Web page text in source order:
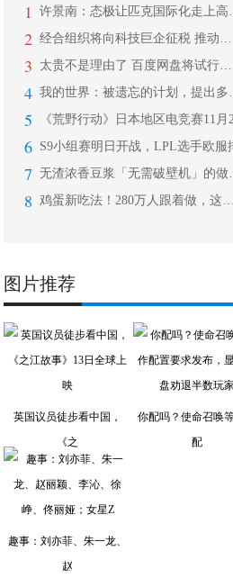
1 许景南
2 经合组织将向科技巨企征税 推动各国分
3 太贵不是理由了 百度网盘将试行单日/
4 我的世
5 《荒野行动》日本地区电竞赛11月
6 S9小组赛明日开战，LPL选手欧服
7 无渣浓
8 鸡蛋新吃法！280万人跟着做，这菜简
图片推荐
英国议员徒步看中国，
《之
你配吗？使命召唤
配
趣事：刘亦菲、朱一龙、
赵